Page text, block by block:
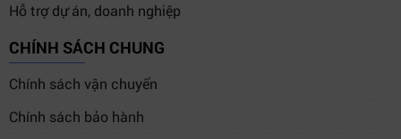
Hỗ trợ dự án, doanh nghiệp
CHÍNH SÁCH CHUNG
Chính sách vận chuyển
Chính sách bảo hành